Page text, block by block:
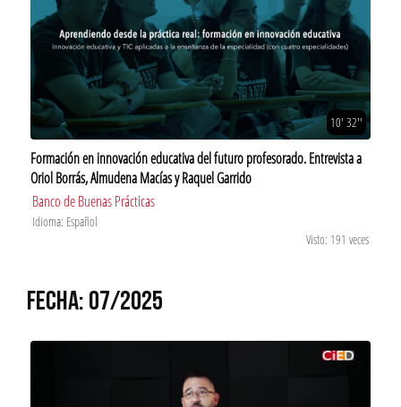
10' 32''
Formación en innovación educativa del futuro profesorado. Entrevista a
Oriol Borrás, Almudena Macías y Raquel Garrido
Banco de Buenas Prácticas
Idioma: Español
Visto: 191 veces
FECHA: 07/2025